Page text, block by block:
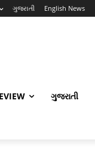
ગુજરાતી English News
ગુજરાતી